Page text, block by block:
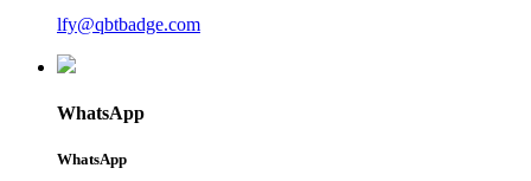
lfy@qbtbadge.com
WhatsApp
WhatsApp